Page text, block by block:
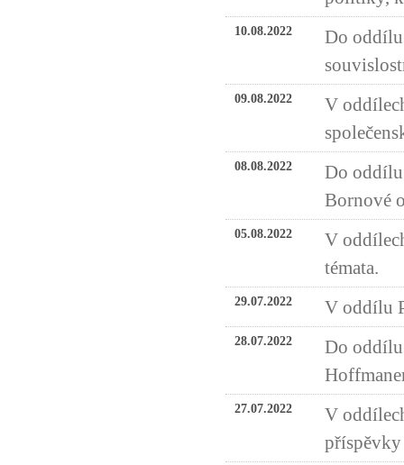
10.08.2022
Do
09.08.2022
V
08.08.2022
Do
Bornové
05.08.2022
V
témata.
29.07.2022 V oddílu
28.07.2022
Do
27.07.2022
V
příspěvky